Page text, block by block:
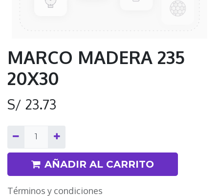
MARCO MADERA 235
20X30
S/ 23.73
AÑADIR AL CARRITO
Términos y condiciones